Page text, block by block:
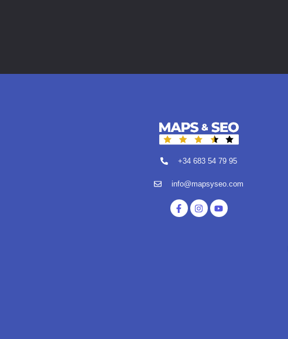
+34 683 54 79 95
info@mapsyseo.com